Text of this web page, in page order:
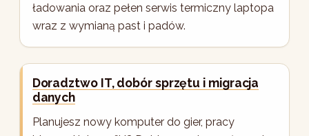
ładowania oraz pełen serwis termiczny laptopa
wraz z wymianą past i padów.
Doradztwo IT, dobór sprzętu i migracja
danych
Planujesz nowy komputer do gier, pracy